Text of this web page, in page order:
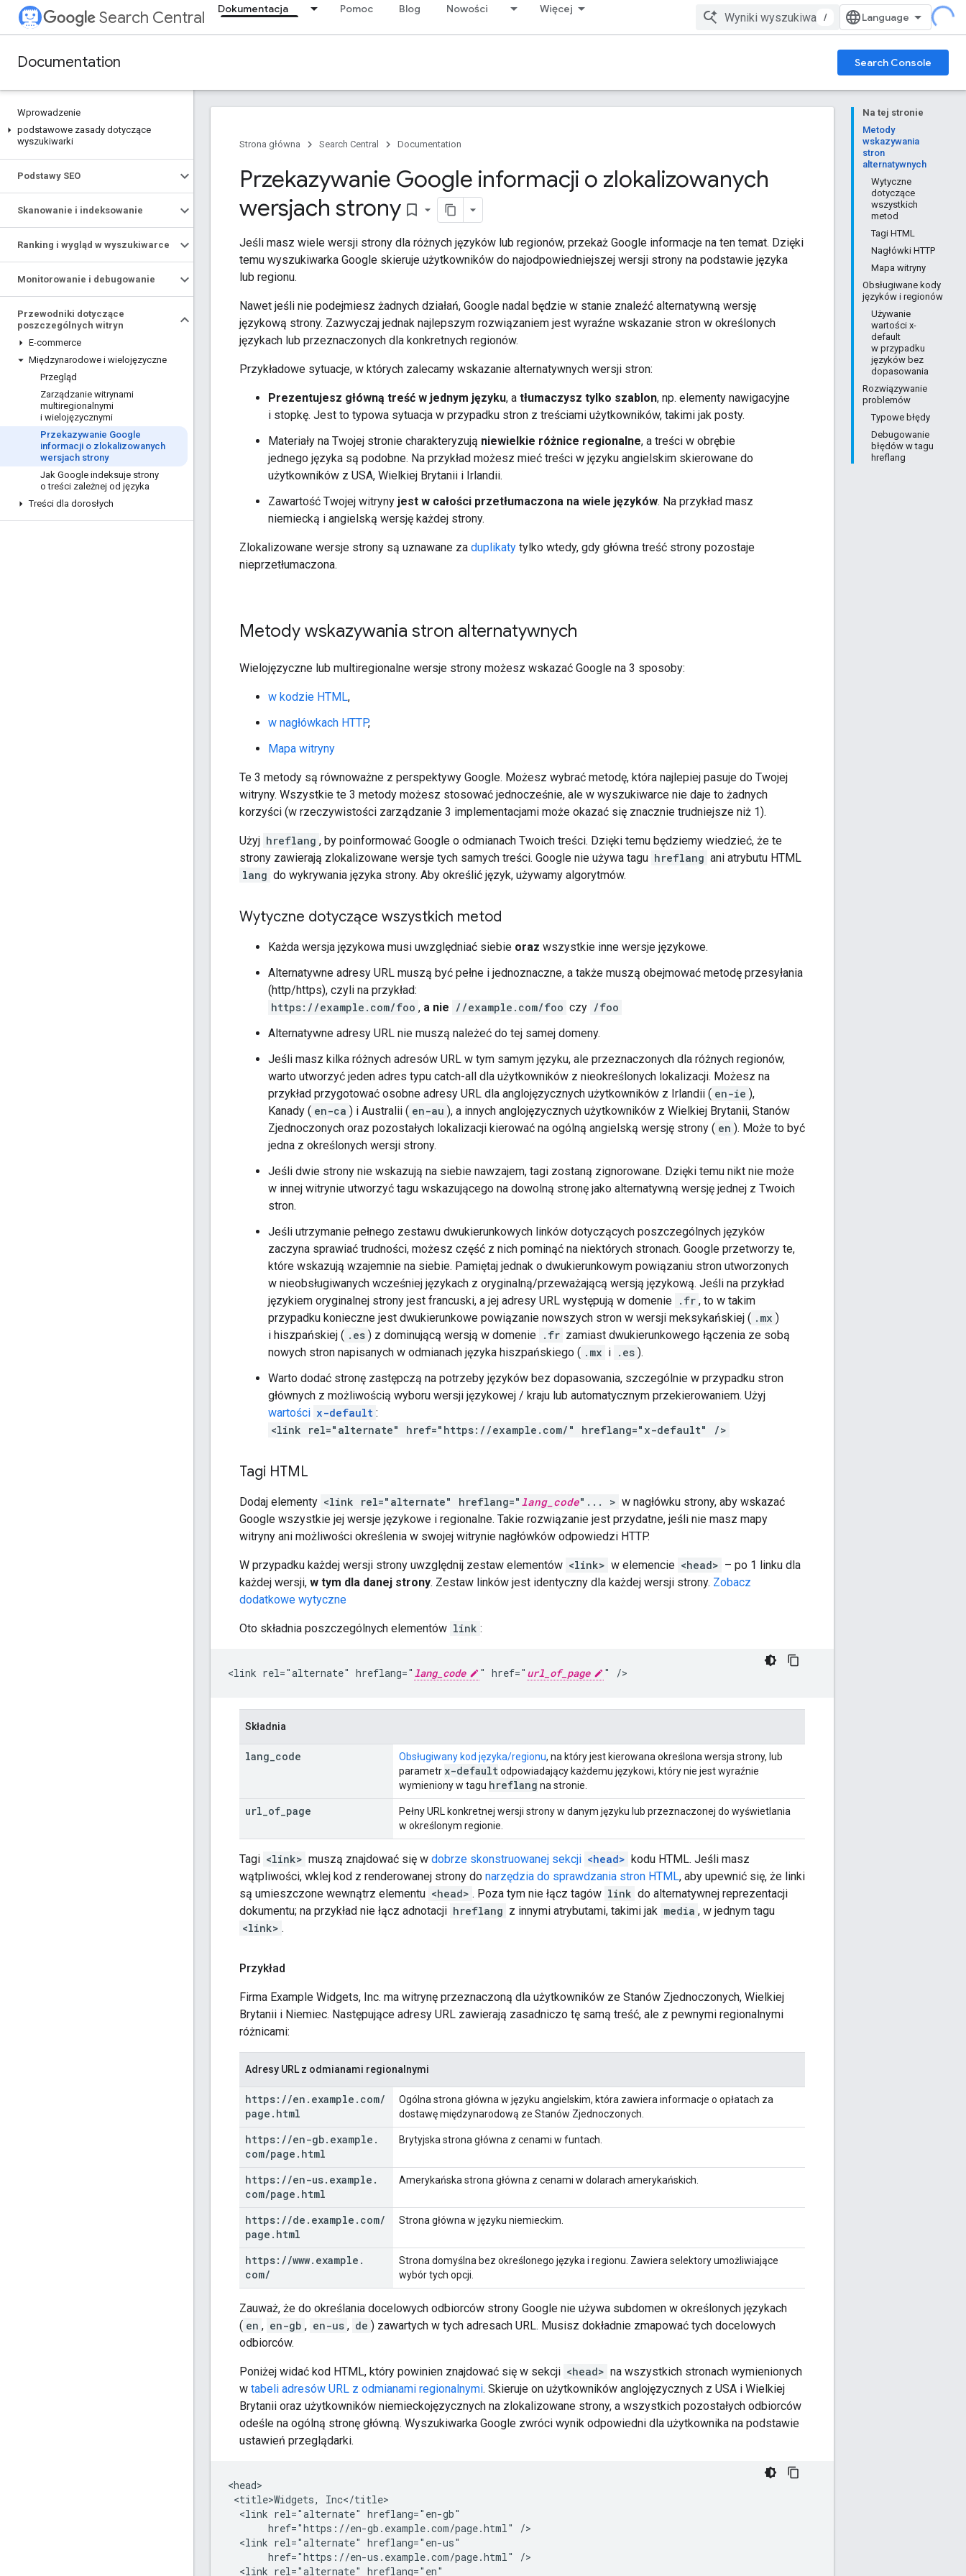
Search Central Dokumentacja Pomoc Blog Nowości Więcej
/
Documentation Search Console
Wprowadzenie
podstawowe zasady dotyczące
wyszukiwarki
Podstawy SEO
Skanowanie i indeksowanie
Ranking i wygląd w wyszukiwarce
Monitorowanie i debugowanie
Przewodniki dotyczące
poszczególnych witryn
E-commerce
Międzynarodowe i wielojęzyczne
Przegląd
Zarządzanie witrynami
multiregionalnymi
i wielojęzycznymi
Przekazywanie Google
informacji o zlokalizowanych
wersjach strony
Jak Google indeksuje strony
o treści zależnej od języka
Treści dla dorosłych
Na tej stronie
Metody
wskazywania
stron
alternatywnych
Wytyczne
dotyczące
wszystkich
metod
Tagi HTML
Nagłówki HTTP
Mapa witryny
Obsługiwane kody
języków i regionów
Używanie
wartości x-
default
w przypadku
języków bez
dopasowania
Rozwiązywanie
problemów
Typowe błędy
Debugowanie
błędów w tagu
hreflang
Strona główna Search Central Documentation
Przekazywanie Google informacji o zlokalizowanych
wersjach strony bookmark_border
Jeśli masz wiele wersji strony dla różnych języków lub regionów, przekaż Google informacje na ten temat. Dzięki
temu wyszukiwarka Google skieruje użytkowników do najodpowiedniejszej wersji strony na podstawie języka
lub regionu.
Nawet jeśli nie podejmiesz żadnych działań, Google nadal będzie w stanie znaleźć alternatywną wersję
językową strony. Zazwyczaj jednak najlepszym rozwiązaniem jest wyraźne wskazanie stron w określonych
językach lub przeznaczonych dla konkretnych regionów.
Przykładowe sytuacje, w których zalecamy wskazanie alternatywnych wersji stron:
Prezentujesz główną treść w jednym języku, a tłumaczysz tylko szablon, np. elementy nawigacyjne
i stopkę. Jest to typowa sytuacja w przypadku stron z treściami użytkowników, takimi jak posty.
Materiały na Twojej stronie charakteryzują niewielkie różnice regionalne, a treści w obrębie
jednego języka są podobne. Na przykład możesz mieć treści w języku angielskim skierowane do
użytkowników z USA, Wielkiej Brytanii i Irlandii.
Zawartość Twojej witryny jest w całości przetłumaczona na wiele języków. Na przykład masz
niemiecką i angielską wersję każdej strony.
Zlokalizowane wersje strony są uznawane za duplikaty tylko wtedy, gdy główna treść strony pozostaje
nieprzetłumaczona.
Metody wskazywania stron alternatywnych
Wielojęzyczne lub multiregionalne wersje strony możesz wskazać Google na 3 sposoby:
w kodzie HTML,
w nagłówkach HTTP,
Mapa witryny
Te 3 metody są równoważne z perspektywy Google. Możesz wybrać metodę, która najlepiej pasuje do Twojej
witryny. Wszystkie te 3 metody możesz stosować jednocześnie, ale w wyszukiwarce nie daje to żadnych
korzyści (w rzeczywistości zarządzanie 3 implementacjami może okazać się znacznie trudniejsze niż 1).
Użyj hreflang , by poinformować Google o odmianach Twoich treści. Dzięki temu będziemy wiedzieć, że te
strony zawierają zlokalizowane wersje tych samych treści. Google nie używa tagu hreflang ani atrybutu HTML
lang do wykrywania języka strony. Aby określić język, używamy algorytmów.
Wytyczne dotyczące wszystkich metod
Każda wersja językowa musi uwzględniać siebie oraz wszystkie inne wersje językowe.
Alternatywne adresy URL muszą być pełne i jednoznaczne, a także muszą obejmować metodę przesyłania
(http/https), czyli na przykład:
https://example.com/foo , a nie //example.com/foo czy /foo
Alternatywne adresy URL nie muszą należeć do tej samej domeny.
Jeśli masz kilka różnych adresów URL w tym samym języku, ale przeznaczonych dla różnych regionów,
warto utworzyć jeden adres typu catch-all dla użytkowników z nieokreślonych lokalizacji. Możesz na
przykład przygotować osobne adresy URL dla anglojęzycznych użytkowników z Irlandii ( en-ie ),
Kanady ( en-ca ) i Australii ( en-au ), a innych anglojęzycznych użytkowników z Wielkiej Brytanii, Stanów
Zjednoczonych oraz pozostałych lokalizacji kierować na ogólną angielską wersję strony ( en ). Może to być
jedna z określonych wersji strony.
Jeśli dwie strony nie wskazują na siebie nawzajem, tagi zostaną zignorowane. Dzięki temu nikt nie może
w innej witrynie utworzyć tagu wskazującego na dowolną stronę jako alternatywną wersję jednej z Twoich
stron.
Jeśli utrzymanie pełnego zestawu dwukierunkowych linków dotyczących poszczególnych języków
zaczyna sprawiać trudności, możesz część z nich pominąć na niektórych stronach. Google przetworzy te,
które wskazują wzajemnie na siebie. Pamiętaj jednak o dwukierunkowym powiązaniu stron utworzonych
w nieobsługiwanych wcześniej językach z oryginalną/przeważającą wersją językową. Jeśli na przykład
językiem oryginalnej strony jest francuski, a jej adresy URL występują w domenie .fr , to w takim
przypadku konieczne jest dwukierunkowe powiązanie nowszych stron w wersji meksykańskiej ( .mx )
i hiszpańskiej ( .es ) z dominującą wersją w domenie .fr zamiast dwukierunkowego łączenia ze sobą
nowych stron napisanych w odmianach języka hiszpańskiego ( .mx i .es ).
Warto dodać stronę zastępczą na potrzeby języków bez dopasowania, szczególnie w przypadku stron
głównych z możliwością wyboru wersji językowej / kraju lub automatycznym przekierowaniem. Użyj
wartości x-default :
<link rel="alternate" href="https://example.com/" hreflang="x-default" />
Tagi HTML
Dodaj elementy <link rel="alternate" hreflang=" lang_code"... > w nagłówku strony, aby wskazać
Google wszystkie jej wersje językowe i regionalne. Takie rozwiązanie jest przydatne, jeśli nie masz mapy
witryny ani możliwości określenia w swojej witrynie nagłówków odpowiedzi HTTP.
W przypadku każdej wersji strony uwzględnij zestaw elementów <link> w elemencie <head> – po 1 linku dla
każdej wersji, w tym dla danej strony. Zestaw linków jest identyczny dla każdej wersji strony. Zobacz
dodatkowe wytyczne
Oto składnia poszczególnych elementów link :
<link rel="alternate" hreflang=" lang_code " href=" url_of_page " />
Składnia
lang code Obsługiwany kod języka/regionu, na który jest kierowana określona wersja strony, lub
parametr x-defaultodpowiadający każdemu językowi, który nie jest wyraźnie
wymieniony w tagu hreflang na stronie.
url of page
Pełny URL konkretnej wersji strony w danym języku lub przeznaczonej do wyświetlania
w określonym regionie.
Tagi <link> muszą znajdować się w dobrze skonstruowanej sekcji <head> kodu HTML. Jeśli masz
wątpliwości, wklej kod z renderowanej strony do narzędzia do sprawdzania stron HTML, aby upewnić się, że linki
są umieszczone wewnątrz elementu <head> . Poza tym nie łącz tagów link do alternatywnej reprezentacji
dokumentu; na przykład nie łącz adnotacji hreflang z innymi atrybutami, takimi jak media , w jednym tagu
<link> .
Przykład
Firma Example Widgets, Inc. ma witrynę przeznaczoną dla użytkowników ze Stanów Zjednoczonych, Wielkiej
Brytanii i Niemiec. Następujące adresy URL zawierają zasadniczo tę samą treść, ale z pewnymi regionalnymi
różnicami:
Adresy URL z odmianami regionalnymi
https: //en . example . com/
page . html
Ogólna strona główna w języku angielskim, która zawiera informacje o opłatach za
dostawę międzynarodową ze Stanów Zjednoczonych.
https: //en-gb. example .
com/page . html
Brytyjska strona główna z cenami w funtach.
https: //en-us. example .
com/page . html
Amerykańska strona główna z cenami w dolarach amerykańskich.
https: //de . example . com/
page . html
Strona główna w języku niemieckim.
https: //www. example .
com/
Strona domyślna bez określonego języka i regionu. Zawiera selektory umożliwiające
wybór tych opcji.
Zauważ, że do określania docelowych odbiorców strony Google nie używa subdomen w określonych językach
( en , en-gb , en-us , de ) zawartych w tych adresach URL. Musisz dokładnie zmapować tych docelowych
odbiorców.
Poniżej widać kod HTML, który powinien znajdować się w sekcji <head> na wszystkich stronach wymienionych
w tabeli adresów URL z odmianami regionalnymi. Skieruje on użytkowników anglojęzycznych z USA i Wielkiej
Brytanii oraz użytkowników niemieckojęzycznych na zlokalizowane strony, a wszystkich pozostałych odbiorców
odeśle na ogólną stronę główną. Wyszukiwarka Google zwróci wynik odpowiedni dla użytkownika na podstawie
ustawień przeglądarki.
<head>
<title>Widgets, Inc</title>
  <link rel="alternate" hreflang="en-gb"
       href="https://en-gb.example.com/page.html" />
  <link rel="alternate" hreflang="en-us"
       href="https://en-us.example.com/page.html" />
  <link rel="alternate" hreflang="en"